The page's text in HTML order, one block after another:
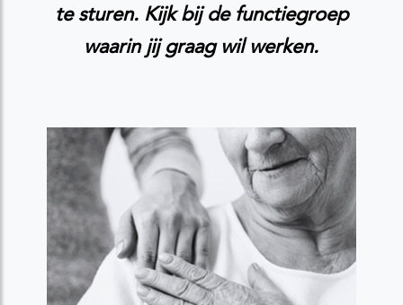
te sturen. Kijk bij de functiegroep
waarin jij graag wil werken.